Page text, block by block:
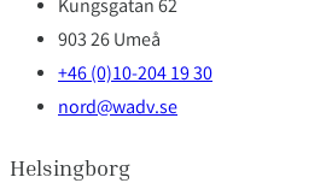
Kungsgatan 62
903 26 Umeå
+46 (0)10-204 19 30
nord@wadv.se
Helsingborg